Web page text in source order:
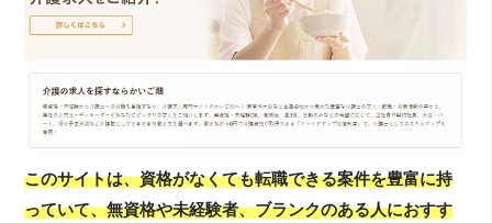
このサイトは、資格がなくても転職できる案件を豊富に持
っていて、無資格や未経験者、ブランクのある人におすす